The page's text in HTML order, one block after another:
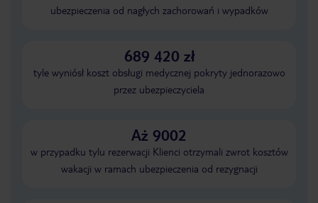
ubezpieczenia od nagłych zachorowań i wypadków
689 420 zł
tyle wyniósł koszt obsługi medycznej pokryty jednorazowo
przez ubezpieczyciela
Aż 9002
w przypadku tylu rezerwacji Klienci otrzymali zwrot kosztów
wakacji w ramach ubezpieczenia od rezygnacji